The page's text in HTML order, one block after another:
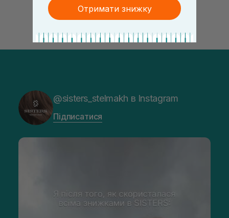
@sisters_stelmakh в Instagram
Підписатися
Отримати знижку